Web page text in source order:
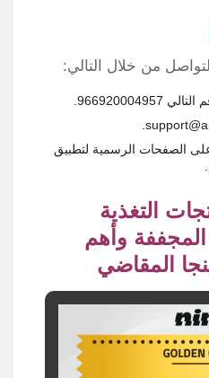
من خلال التالي:
الصفحات الرسمية لتطبيق
التغذية
المجففة وأهم
المقاضي